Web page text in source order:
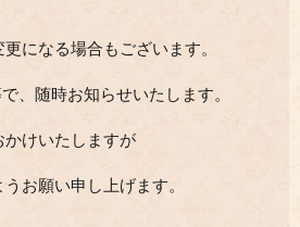
になる場合もございます。
、随時お知らせいたします。
かけいたしますが
お願い申し上げます。